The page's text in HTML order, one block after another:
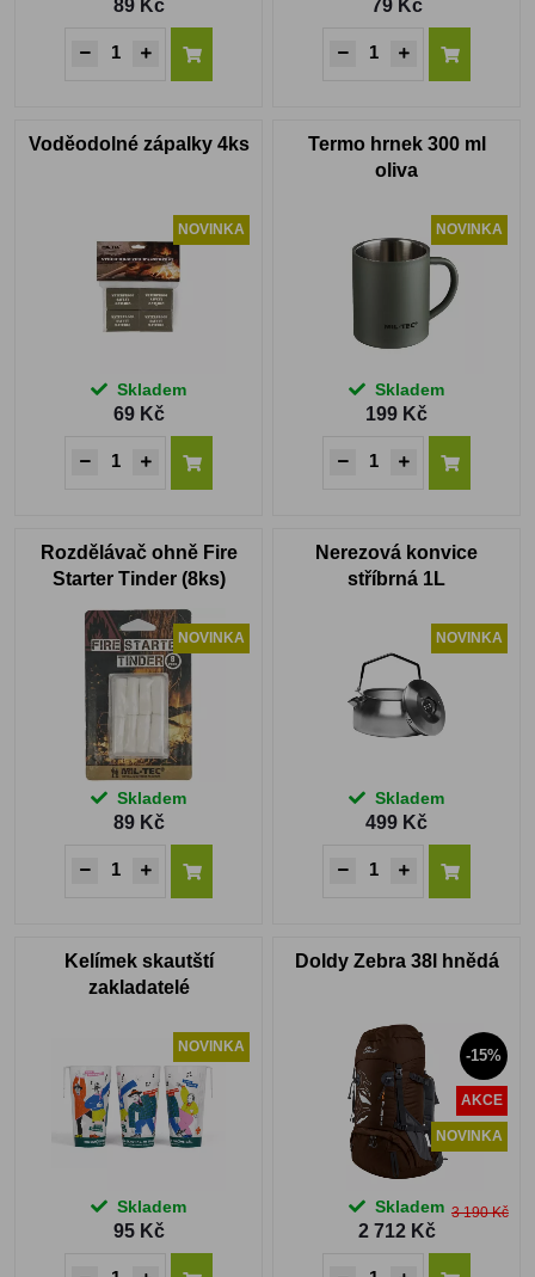
89 Kč 79 Kč
Voděodolné zápalky 4ks
NOVINKA
Skladem
69 Kč
Termo hrnek 300 ml
oliva
NOVINKA
Skladem
199 Kč
Rozdělávač ohně Fire
Starter Tinder (8ks)
NOVINKA
Skladem
89 Kč
Nerezová konvice
stříbrná 1L
NOVINKA
Skladem
499 Kč
Kelímek skautští
zakladatelé
NOVINKA
Skladem
95 Kč
Doldy Zebra 38l hnědá
-15%
AKCE
NOVINKA
Skladem 3 190 Kč
2 712 Kč